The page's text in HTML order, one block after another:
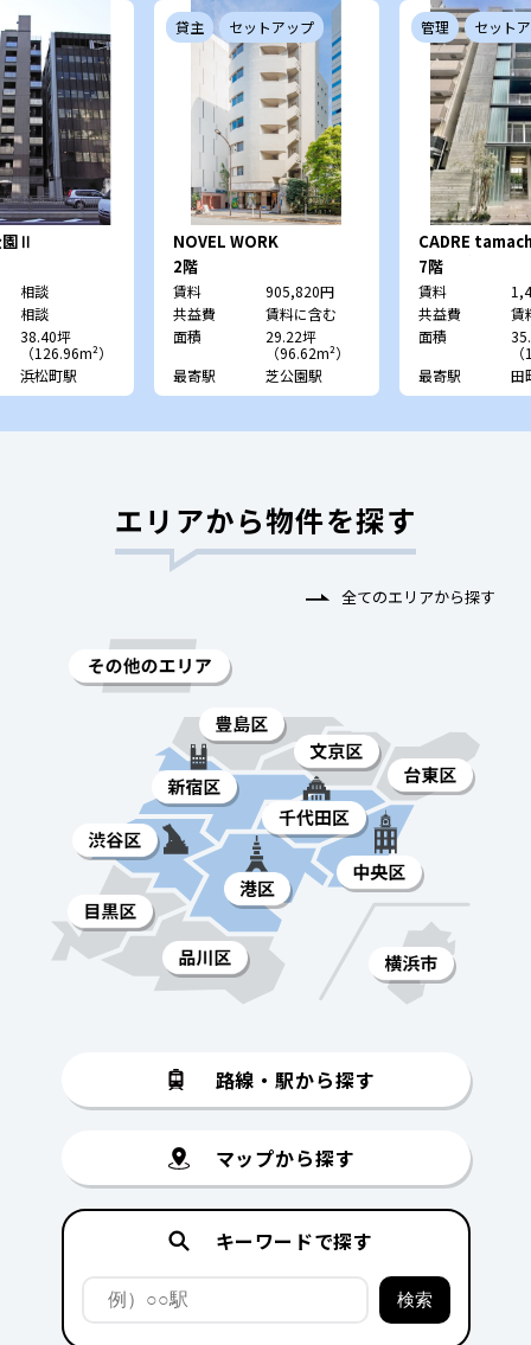
園Ⅱ
相談
相談
38.40坪
（126.96m²）
浜松町駅
貸主 セットアップ
NOVEL WORK
Shibakoen
2階
賃料
905,820円
共益費
賃料に含む
面積
29.22坪
（96.62m²）
最寄駅
芝公園駅
管理 セット
CADRE
レ 田町）
7階
賃料
共益費
賃
面積
最寄駅
田
エリアから物件を探す
全てのエリアから探す
路線・駅から探す
マップから探す
キーワードで探す